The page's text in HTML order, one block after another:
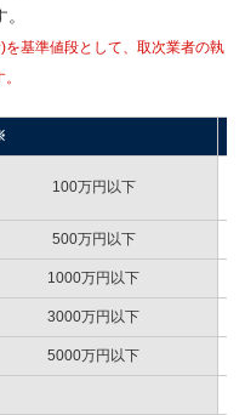
基準値段として、取次業者の執
100万円以下
500万円以下
1000万円以下
3000万円以下
5000万円以下